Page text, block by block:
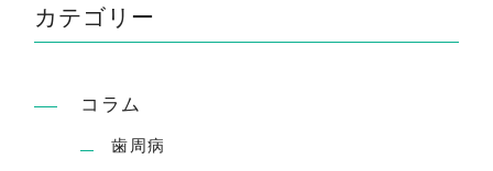
カテゴリー
コラム
歯周病